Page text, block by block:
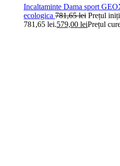
Incaltaminte Dama sport
ecologica 781,65lei Prețul
781,65 lei.579,00 leiPrețul